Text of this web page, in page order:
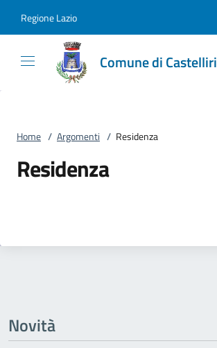
Regione Lazio
Comune di Castelliri
Home / Argomenti / Residenza
Residenza
Novità